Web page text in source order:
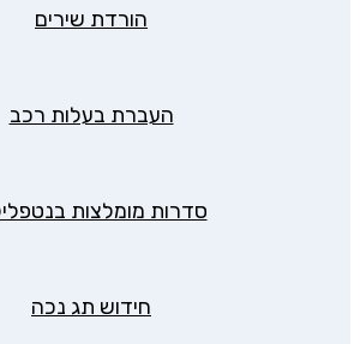
הורדת שירים
העברת בעלות רכב
סדרות מומלצות
חידוש תג נכה